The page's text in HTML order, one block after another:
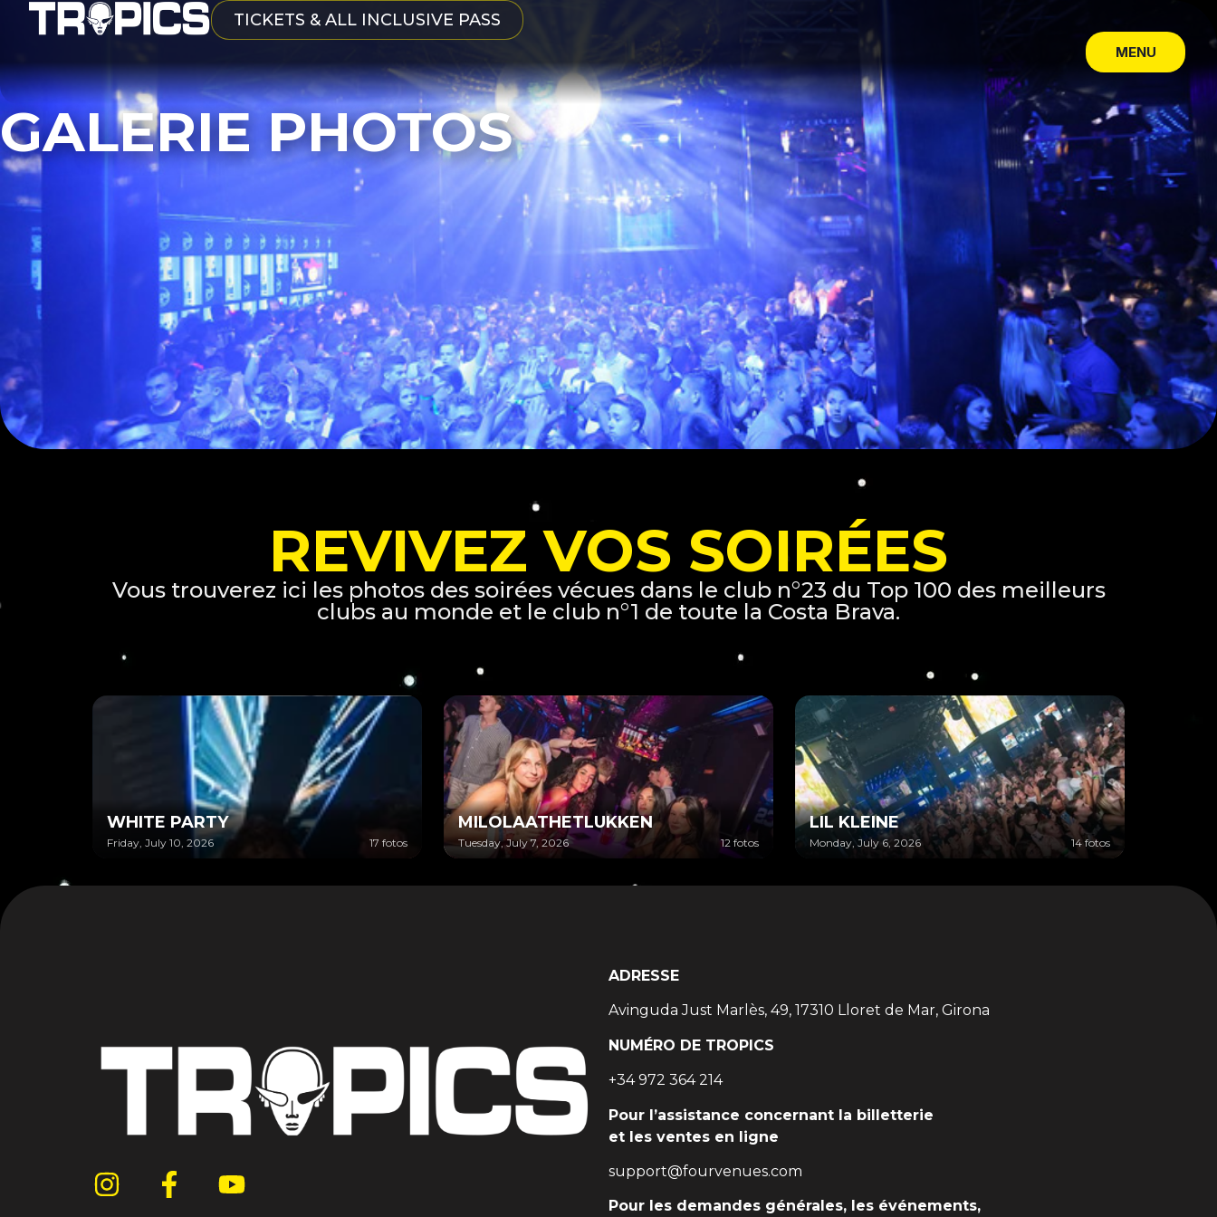
TICKETS & ALL INCLUSIVE PASS
MENU
CLOSE
GALERIE PHOTOS
REVIVEZ VOS SOIRÉES
Vous trouverez ici les photos des soirées vécues dans le club n°23 du Top 100 des meilleurs
clubs au monde et le club n°1 de toute la Costa Brava.
WHITE PARTY
Friday, July 10, 2026 17 fotos
MILOLAATHETLUKKEN
Tuesday, July 7, 2026 12 fotos
LIL KLEINE
Monday, July 6, 2026 14 fotos
ADRESSE
Avinguda Just Marlès, 49, 17310 Lloret de Mar, Girona
NUMÉRO DE TROPICS
+34 972 364 214
Pour l’assistance concernant la billetterie
et les ventes en ligne
support@fourvenues.com
Pour les demandes générales, les événements,